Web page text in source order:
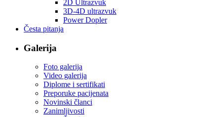
2D Ultrazvuk
3D-4D ultrazvuk
Power Dopler
Česta pitanja
Galerija
Foto galerija
Video galerija
Diplome i sertifikati
Preporuke pacijenata
Novinski članci
Zanimljivosti